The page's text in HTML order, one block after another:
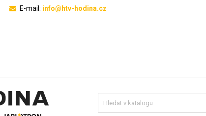
E-mail: info@htv-hodina.cz